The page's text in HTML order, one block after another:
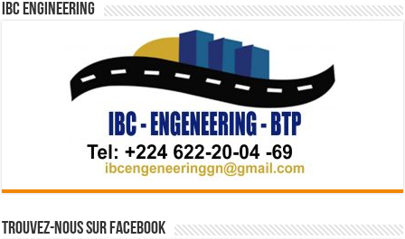
IBC Engineering
Trouvez-nous sur Facebook